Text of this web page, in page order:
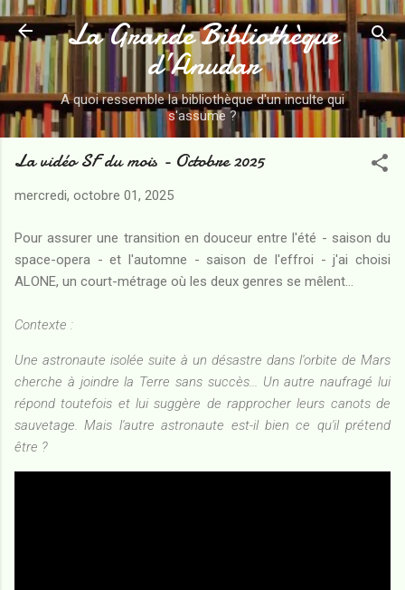
Accéder au contenu principal
La Grande Bibliothèque
d’Anudar
A quoi ressemble la bibliothèque d'un inculte qui
s'assume ?
La vidéo SF du mois - Octobre 2025
mercredi, octobre 01, 2025
Pour assurer une transition en douceur entre l'été - saison du
space-opera - et l'automne - saison de l'effroi - j'ai choisi
ALONE, un court-métrage où les deux genres se mêlent...
Contexte :
Une astronaute isolée suite à un désastre dans l'orbite de Mars
cherche à joindre la Terre sans succès... Un autre naufragé lui
répond toutefois et lui suggère de rapprocher leurs canots de
sauvetage. Mais l'autre astronaute est-il bien ce qu'il prétend
être ?